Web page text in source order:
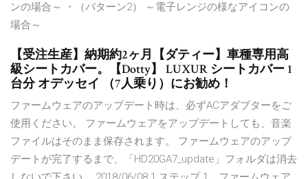
ンの場合～ ・（パターン2） ～電子レンジの様なアイコンの
場合～
【受注生産】納期約2ヶ月【ダティー】車種専用高
級シートカバー。【Dotty】 LUXUR シートカバー 1
台分 オデッセイ （7人乗り）にお勧め！
ファームウェアのアップデート時は、必ずACアダプターをご
使用ください。 ファームウェアをアップデートしても、音楽
ファイルはそのまま保存されます。 ファームウェアのアップ
デートが完了するまで、「HD20GA7_update」フォルダは消去